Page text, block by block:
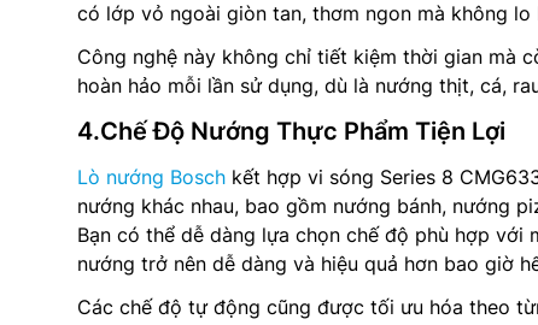
có lớp vỏ ngoài giòn tan, thơm ngon mà không
Công nghệ này không chỉ tiết kiệm thời gian mà
hoàn hảo mỗi lần sử dụng, dù là nướng thịt, cá,
4.Chế Độ Nướng Thực Phẩm Tiện Lợi
Lò nướng Bosch kết hợp vi sóng Series 8
nướng khác nhau, bao gồm nướng bánh, nướng
Bạn có thể dễ dàng lựa chọn chế độ phù hợp với
nướng trở nên dễ dàng và hiệu quả hơn bao giờ
Các chế độ tự động cũng được tối ưu hóa theo